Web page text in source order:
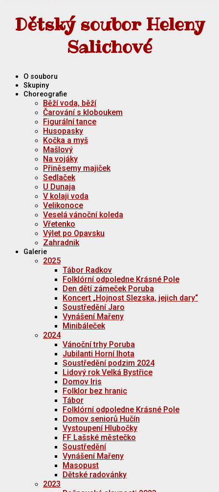
Dětský soubor Heleny
Salichové
O souboru
Skupiny
Choreografie
Běží voda, běží
Čarování s kloboukem
Figurální tance
Husopasky
Kočka a myš
Mašlový
Na vojáky
Přiněsemy majiček
Sedlaček
U Dunaja
V kolaji voda
Velikonoce
Veselá vánoční koleda
Vřetenko
Výlet po Opavsku
Zahradnik
Galerie
2025
Tábor Radkov
Folklórní odpoledne Krásné Pole
Den dětí zámeček Poruba
Koncert „Hojnost Slezska, jejich dary“
Soustředění Jaro
Vynášení Mařeny
Minibáleček
2024
Vánoční trhy Poruba
Jubilanti Horní lhota
Soustředění podzim 2024
Lidový rok Velká Bystřice
Domov Iris
Folklor bez hranic
Tábor
Folklórní odpoledne Krásné Pole
Domov seniorů Hučín
Vystoupení Hlubočky
FF Lašské městečko
Soustředění
Vynášení Mařeny
Masopust
Dětské radovánky
2023